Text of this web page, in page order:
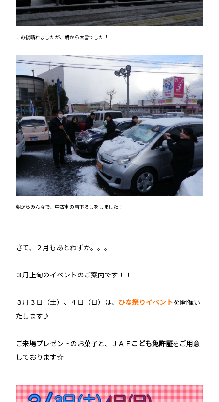
この後晴れましたが、朝から大雪でした！
朝からみんなで、中古車の雪下ろしをしました！
さて、２月もあとわずか。。。
３月上旬のイベントのご案内です！！
３月３日（土）、４日（日）は、 ひな祭りイベントを開催い
たします♪
ご来場プレゼントのお菓子と、ＪＡＦ こども免許証をご用意
しております☆